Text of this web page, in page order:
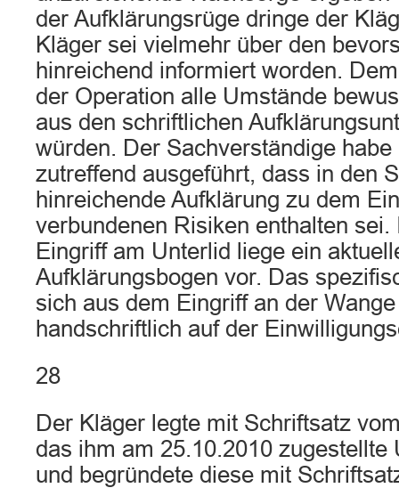
der Aufklärungsrüge dringe der
Kläger sei vielmehr über den
hinreichend informiert worden.
der Operation alle Umstände
aus den schriftlichen
würden. Der Sachverständige
zutreffend ausgeführt, dass in den
hinreichende Aufklärung zu dem
verbundenen Risiken enthalten sei.
Eingriff am Unterlid liege ein
Aufklärungsbogen vor. Das
sich aus dem Eingriff an der
handschriftlich auf der
28
Der Kläger legte mit Schriftsatz
das ihm am 25.10.2010 zugestellte
und begründete diese mit